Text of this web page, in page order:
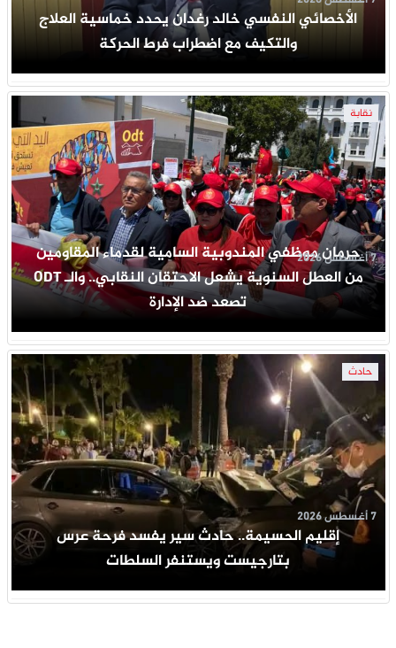
الأخصائي النفسي خالد رغدان يحدد خماسية العلاج
والتكيف مع اضطراب فرط الحركة
نقابة
حرمان موظفي المندوبية السامية لقدماء المقاومين
من العطل السنوية يشعل الاحتقان النقابي.. والـ ODT
تصعد ضد الإدارة
7 أغسطس 2026
حادث
إقليم الحسيمة.. حادث سير يفسد فرحة عرس
بتارجيست ويستنفر السلطات
7 أغسطس 2026